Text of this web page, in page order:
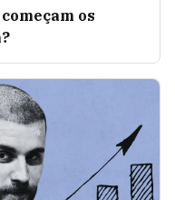
os